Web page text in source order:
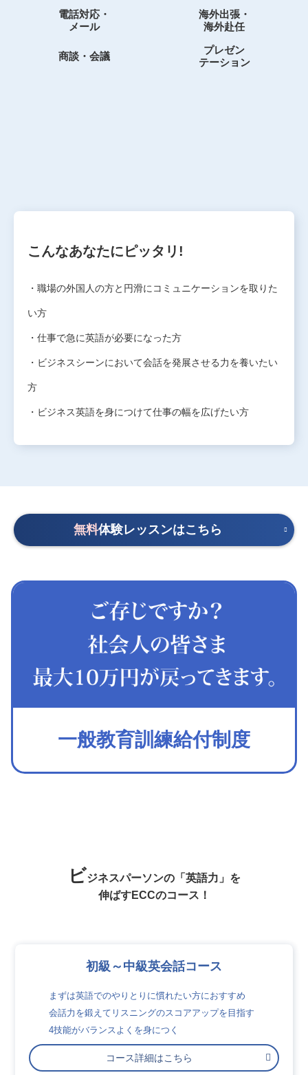
電話対応・
メール
海外出張・
海外赴任
商談・会議
プレゼン
テーション
こんなあなたにピッタリ!
・職場の外国人の方と円滑にコミュニケーションを取りた
い方
・仕事で急に英語が必要になった方
・ビジネスシーンにおいて会話を発展させる力を養いたい
方
・ビジネス英語を身につけて仕事の幅を広げたい方
無料体験レッスンはこちら
一般教育訓練給付制度
ビジネスパーソンの「英語力」を
伸ばすECCのコース！
初級～中級英会話コース
まずは英語でのやりとりに慣れたい方におすすめ
会話力を鍛えてリスニングのスコアアップを目指す
4技能がバランスよくを身につく
コース詳細はこちら